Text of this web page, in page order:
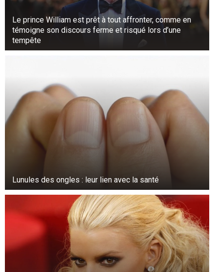
Le prince William est prêt à tout affronter, comme en
témoigne son discours ferme et risqué lors d’une
tempête
Lunules des ongles : leur lien avec la santé